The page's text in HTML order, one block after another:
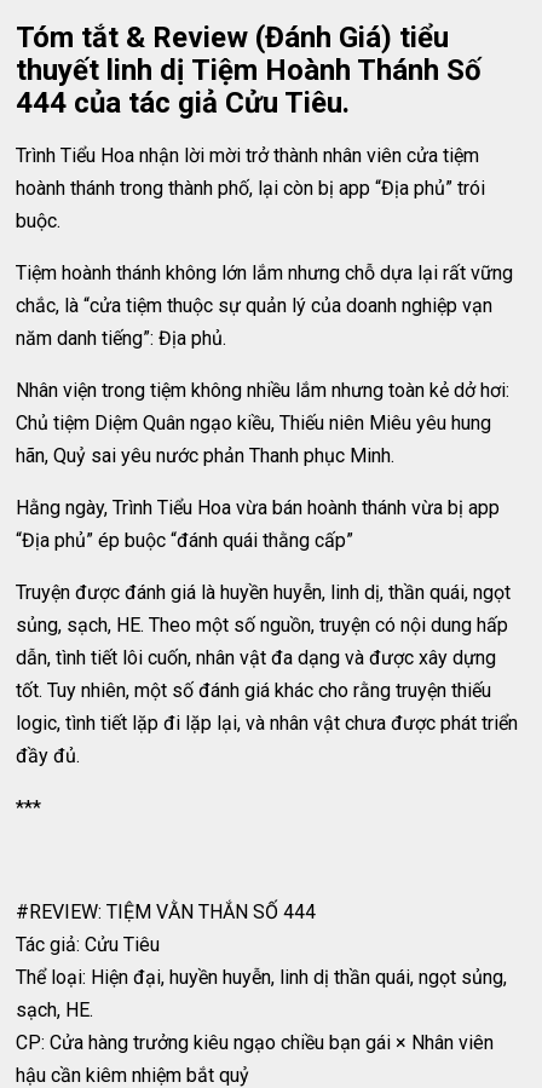
Tóm tắt & Review (Đánh Giá) tiểu
thuyết linh dị Tiệm Hoành Thánh Số
444 của tác giả Cửu Tiêu.
Trình Tiểu Hoa nhận lời mời trở thành nhân viên cửa tiệm
hoành thánh trong thành phố, lại còn bị app “Địa phủ” trói
buộc.
Tiệm hoành thánh không lớn lắm nhưng chỗ dựa lại rất vững
chắc, là “cửa tiệm thuộc sự quản lý của doanh nghiệp vạn
năm danh tiếng”: Địa phủ.
Nhân viện trong tiệm không nhiều lắm nhưng toàn kẻ dở hơi:
Chủ tiệm Diệm Quân ngạo kiều, Thiếu niên Miêu yêu hung
hãn, Quỷ sai yêu nước phản Thanh phục Minh.
Hằng ngày, Trình Tiểu Hoa vừa bán hoành thánh vừa bị app
“Địa phủ” ép buộc “đánh quái thằng cấp”
Truyện được đánh giá là huyền huyễn, linh dị, thần quái, ngọt
sủng, sạch, HE. Theo một số nguồn, truyện có nội dung hấp
dẫn, tình tiết lôi cuốn, nhân vật đa dạng và được xây dựng
tốt. Tuy nhiên, một số đánh giá khác cho rằng truyện thiếu
logic, tình tiết lặp đi lặp lại, và nhân vật chưa được phát triển
đầy đủ.
***
#REVIEW: TIỆM VẰN THẮN SỐ 444
Tác giả: Cửu Tiêu
Thể loại: Hiện đại, huyền huyễn, linh dị thần quái, ngọt sủng,
sạch, HE.
CP: Cửa hàng trưởng kiêu ngạo chiều bạn gái × Nhân viên
hậu cần kiêm nhiệm bắt quỷ